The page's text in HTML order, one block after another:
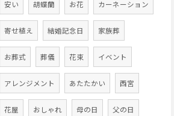
安い 胡蝶蘭 お花 カーネーション
寄せ植え 結婚記念日 家族葬
お葬式 葬儀 花束 イベント
アレンジメント あたたかい 西宮
花屋 おしゃれ 母の日 父の日